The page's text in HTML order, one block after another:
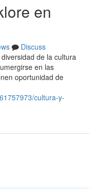
en
Discuss
de la cultura
en las
oportunidad de
cultura-y-